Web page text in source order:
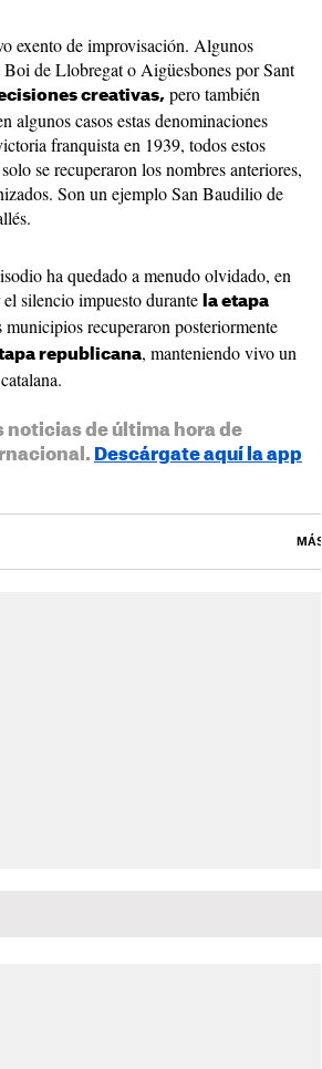
exento de improvisación. Algunos
de Llobregat o Aigüesbones por Sant
creativas, pero también
algunos casos estas denominaciones
franquista en 1939, todos estos
se recuperaron los nombres anteriores,
Son un ejemplo San Baudilio de
ha quedado a menudo olvidado, en
silencio impuesto durante
la etapa
recuperaron posteriormente
republicana, manteniendo vivo un
noticias de última hora de
Descárgate aquí la app
MÁS